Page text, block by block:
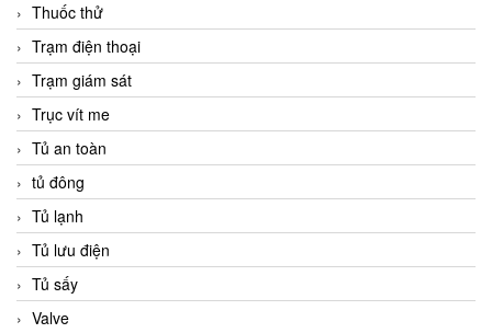
Thuốc thử
Trạm điện thoại
Trạm giám sát
Trục vít me
Tủ an toàn
tủ đông
Tủ lạnh
Tủ lưu điện
Tủ sấy
Valve